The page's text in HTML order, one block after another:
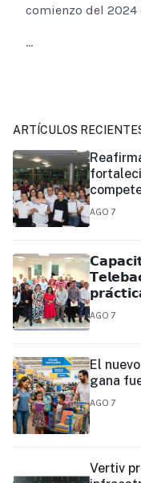
comienzo del 2024
...
ARTÍCULOS
AGO 7
AGO 7
El
gana
AGO 7
Vertiv